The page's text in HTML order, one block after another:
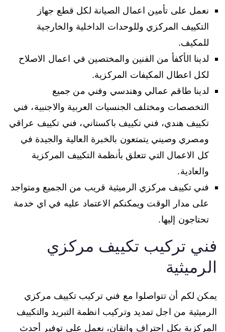
نعمل على تأمين اعمال الصيانة لكل قطع جهاز
التكييف المركزي وللوحدات الداخلية والخارجية
للمكيف.
لدينا الأكفأ من الفنين والمختصين في اعمال الاصلاح
لكل اعطال المكيفات المركزية.
لدينا طاقم عمالي وهندسي وفني من جميع
التخصصات ومختلف الجنسيات العربية والاجنبية، فني
تكييف هندي، فني تكييف باكستاني، فني تكييف عراقي
ومصري وصيني يتمتعون بالخبرة العالية والجيدة في
كل الاعمال التي تتعلق بأنظمة التكييف المركزية
والعادية.
فني تكييف مركزي الرميثية قريب من الجميع ومتواجد
على مدار الوقت ويمكنكم الاعتماد عليه في اي خدمة
تحتاجون إليها.
فني تركيب تكييف مركزي
الرميثية
يمكن لكم أن تتواصلوا مع فني تركيب تكييف مركزي
الرميثية من اجل تمديد وتركيب انظمة التبريد والتكييف
المركزية بكل احتراف واتقان، نعمل على توفير أحدث